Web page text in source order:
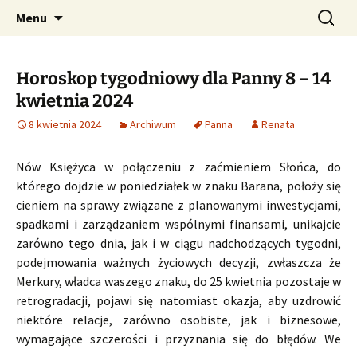
CzaroMarowy horoskop
dzienny, miesięczny i
tygodniowy
Profesjonalne przepowiednie astrologiczne
Menu Szukaj:
Horoskop tygodniowy dla Panny 8 – 14
kwietnia 2024
8 kwietnia 2024 Archiwum Panna Renata
Nów Księżyca w połączeniu z zaćmieniem Słońca, do
którego dojdzie w poniedziałek w znaku Barana, położy się
cieniem na sprawy związane z planowanymi inwestycjami,
spadkami i zarządzaniem wspólnymi finansami, unikajcie
zarówno tego dnia, jak i w ciągu nadchodzących tygodni,
podejmowania ważnych życiowych decyzji, zwłaszcza że
Merkury, władca waszego znaku, do 25 kwietnia pozostaje w
retrogradacji, pojawi się natomiast okazja, aby uzdrowić
niektóre relacje, zarówno osobiste, jak i biznesowe,
wymagające szczerości i przyznania się do błędów. We